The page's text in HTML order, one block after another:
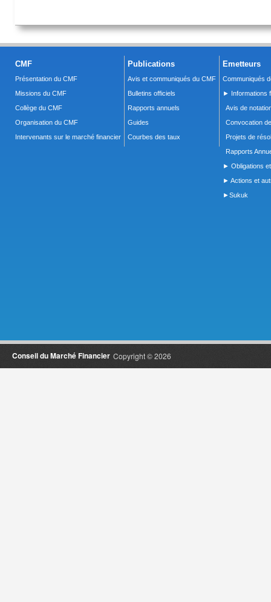
CMF
Présentation du CMF
Missions du CMF
Collège du CMF
Organisation du CMF
Intervenants sur le marché financier
Publications
Avis et communiqués du CMF
Bulletins officiels
Rapports annuels
Guides
Courbes des taux
Emetteurs
Communiqués
► Informations
Avis de
Convocation
Projets de
Rapports
► Obligations
► Actions et
►Sukuk
Copyright © 2026
Conseil du Marché Financier